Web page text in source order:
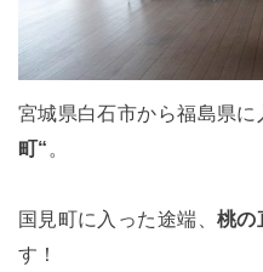
宮城県白石市から福島県に
町“ 。
国見町に入った途端、 桃の
す！